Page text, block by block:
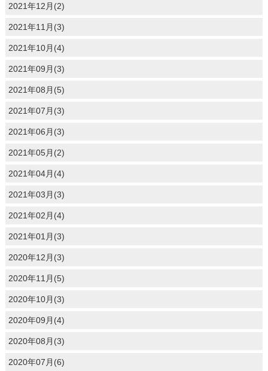
2021年12月(2)
2021年11月(3)
2021年10月(4)
2021年09月(3)
2021年08月(5)
2021年07月(3)
2021年06月(3)
2021年05月(2)
2021年04月(4)
2021年03月(3)
2021年02月(4)
2021年01月(3)
2020年12月(3)
2020年11月(5)
2020年10月(3)
2020年09月(4)
2020年08月(3)
2020年07月(6)